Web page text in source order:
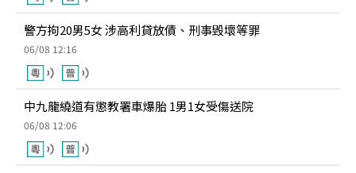
警方拘20男5女 涉高利貸放債、刑事毁壞等罪
06/08 12:16
中九龍繞道有懲教署車爆胎 1男1女受傷送院
06/08 12:06